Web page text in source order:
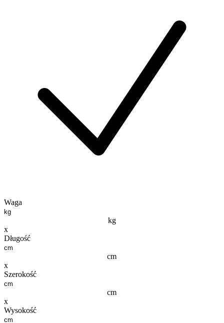
Waga
kg
x
Długość
cm
x
Szerokość
cm
x
Wysokość